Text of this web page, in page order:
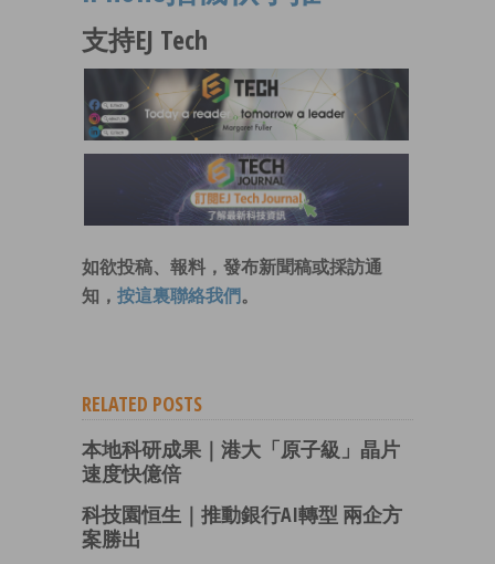
支持EJ Tech
如欲投稿、報料，發布新聞稿或採訪通
知， 按這裏聯絡我們 。
RELATED POSTS
本地科研成果｜港大「原子級」晶片
速度快億倍
科技園恒生｜推動銀行AI轉型 兩企方
案勝出